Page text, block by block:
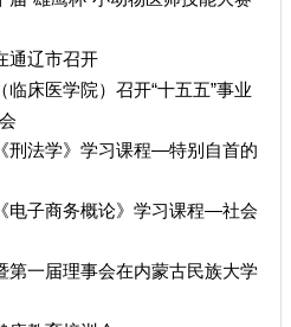
通辽市召开
床医学院）召开“十五五”事业
刑法学》学习课程—特别自首的
电子商务概论》学习课程—社会
第一届理事会在内蒙古民族大学